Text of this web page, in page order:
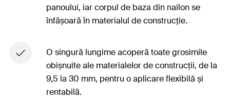
panoului, iar corpul de baza din nailon se
înfășoară în materialul de construcție.
O singură lungime acoperă toate grosimile
obișnuite ale materialelor de construcții, de la
9,5 la 30 mm, pentru o aplicare flexibilă și
rentabilă.